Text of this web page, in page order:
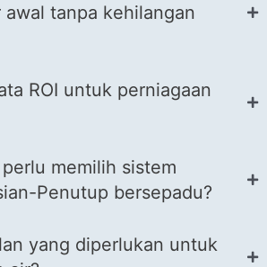
tanpa kehilangan
ROI untuk perniagaan
memilih sistem
Penutup bersepadu?
yang diperlukan untuk